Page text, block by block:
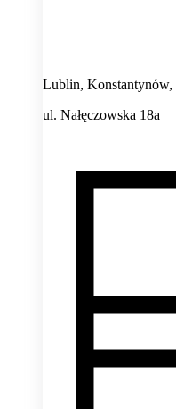
Lublin, Konstantynów,
ul. Nałęczowska 18a